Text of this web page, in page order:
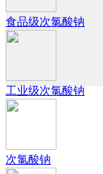
食品级次氯酸钠
工业级次氯酸钠
次氯酸钠